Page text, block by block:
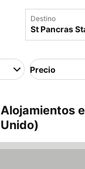
Destino
Precio
Alojamientos
Unido)